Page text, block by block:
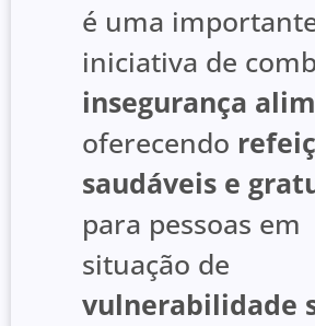
é uma
iniciativa de
insegurança
oferecendo
saudáveis e
para pessoas em
situação de
vulnerabilidade